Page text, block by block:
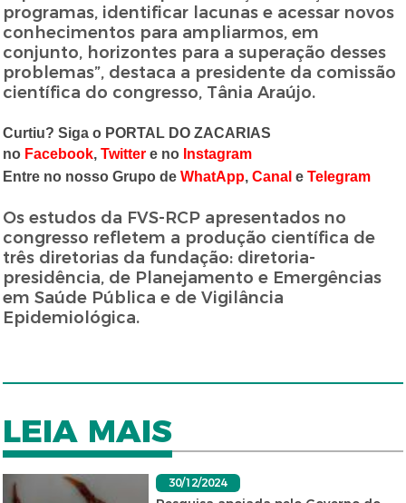
programas, identificar lacunas e acessar novos
conhecimentos para ampliarmos, em
conjunto, horizontes para a superação desses
problemas”, destaca a presidente da comissão
científica do congresso, Tânia Araújo.
Curtiu? Siga o PORTAL DO ZACARIAS
no Facebook,Twitter e no Instagram
Entre no nosso Grupo deWhatApp,Canal eTelegram
Os estudos da FVS-RCP apresentados no
congresso refletem a produção científica de
três diretorias da fundação: diretoria-
presidência, de Planejamento e Emergências
em Saúde Pública e de Vigilância
Epidemiológica.
LEIA MAIS
30/12/2024